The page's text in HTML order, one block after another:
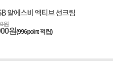
알에스비 엑티브 선크림
원
원(996point 적립)